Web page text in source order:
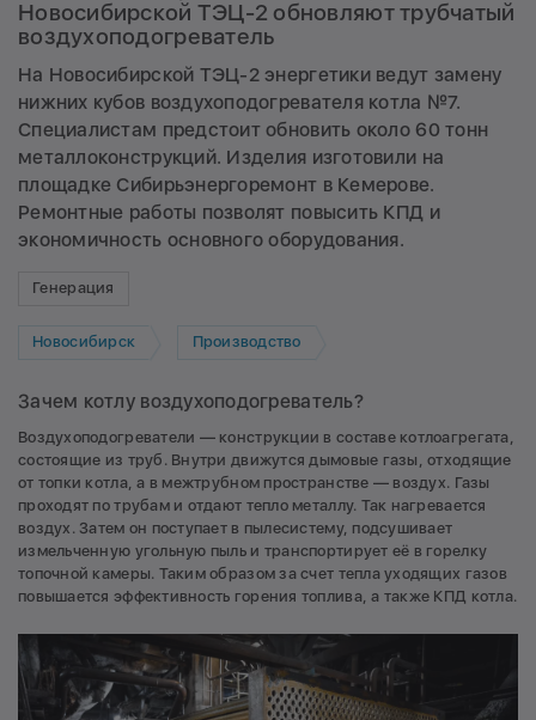
Новосибирской ТЭЦ-2 обновляют трубчатый
воздухоподогреватель
На Новосибирской ТЭЦ-2 энергетики ведут замену
нижних кубов воздухоподогревателя котла №7.
Специалистам предстоит обновить около 60 тонн
металлоконструкций. Изделия изготовили на
площадке Сибирьэнергоремонт в Кемерове.
Ремонтные работы позволят повысить КПД и
экономичность основного оборудования.
Генерация
Новосибирск Производство
Зачем котлу воздухоподогреватель?
Воздухоподогреватели — конструкции в составе котлоагрегата,
состоящие из труб. Внутри движутся дымовые газы, отходящие
от топки котла, а в межтрубном пространстве — воздух. Газы
проходят по трубам и отдают тепло металлу. Так нагревается
воздух. Затем он поступает в пылесистему, подсушивает
измельченную угольную пыль и транспортирует её в горелку
топочной камеры. Таким образом за счет тепла уходящих газов
повышается эффективность горения топлива, а также КПД котла.